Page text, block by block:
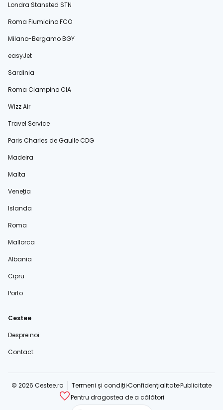
Londra Stansted STN
Roma Fiumicino FCO
Milano-Bergamo BGY
easyJet
Sardinia
Roma Ciampino CIA
Wizz Air
Travel Service
Paris Charles de Gaulle CDG
Madeira
Malta
Veneția
Islanda
Roma
Mallorca
Albania
Cipru
Porto
Cestee
Despre noi
Contact
© 2026 Cestee.ro Termeni și condițiiConfidențialitatePublicitate
Pentru dragostea de a călători
cestee.com